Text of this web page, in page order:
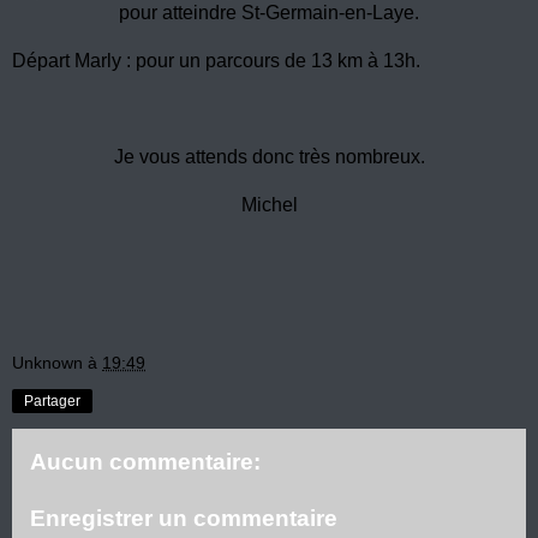
pour atteindre St-Germain-en-Laye.
Départ Marly : pour un parcours de 13 km à 13h.
Je vous attends donc très nombreux.
Michel
Unknown à 19:49
Partager
Aucun commentaire:
Enregistrer un commentaire